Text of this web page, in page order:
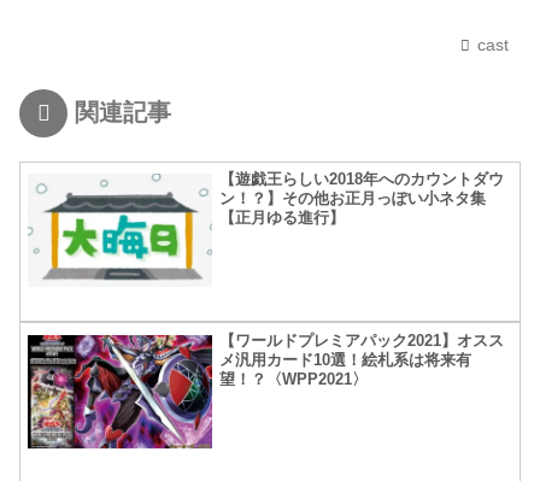
cast
関連記事
【遊戯王らしい2018年へのカウントダウ
ン！？】その他お正月っぽい小ネタ集
【正月ゆる進行】
【ワールドプレミアパック2021】オスス
メ汎用カード10選！絵札系は将来有
望！？〈WPP2021〉